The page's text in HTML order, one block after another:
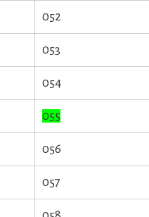
052
053
054
055
056
057